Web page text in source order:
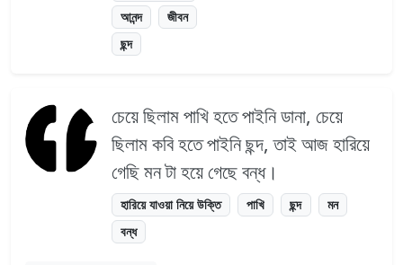
আনন্দ
জীবন
ছন্দ
চেয়ে ছিলাম পাখি হতে পাইনি ডানা, চেয়ে
ছিলাম কবি হতে পাইনি ছন্দ, তাই আজ হারিয়ে
গেছি মন টা হয়ে গেছে বন্ধ।
হারিয়ে যাওয়া নিয়ে উক্তি পাখি ছন্দ
মন
বন্ধ